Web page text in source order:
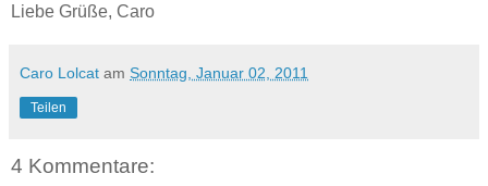
Liebe Grüße, Caro
Caro Lolcat am Sonntag, Januar 02, 2011
Teilen
4 Kommentare: